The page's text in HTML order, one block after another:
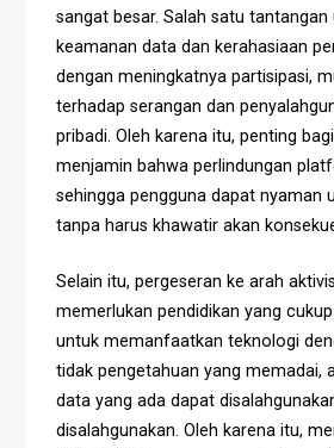
sangat besar. Salah satu
keamanan data dan kerahasiaan
dengan meningkatnya partisipasi,
terhadap serangan dan
pribadi. Oleh karena itu, penting
menjamin bahwa perlindungan
sehingga pengguna dapat nyaman
tanpa harus khawatir akan
Selain itu, pergeseran ke arah
memerlukan pendidikan yang
untuk memanfaatkan teknologi
tidak pengetahuan yang memadai,
data yang ada dapat
disalahgunakan. Oleh karena itu,